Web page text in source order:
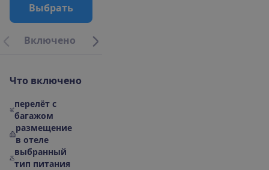
Выбрать
Включено ес
Что включено
перелёт с
багажом
размещение
в отеле
выбранный
тип питания